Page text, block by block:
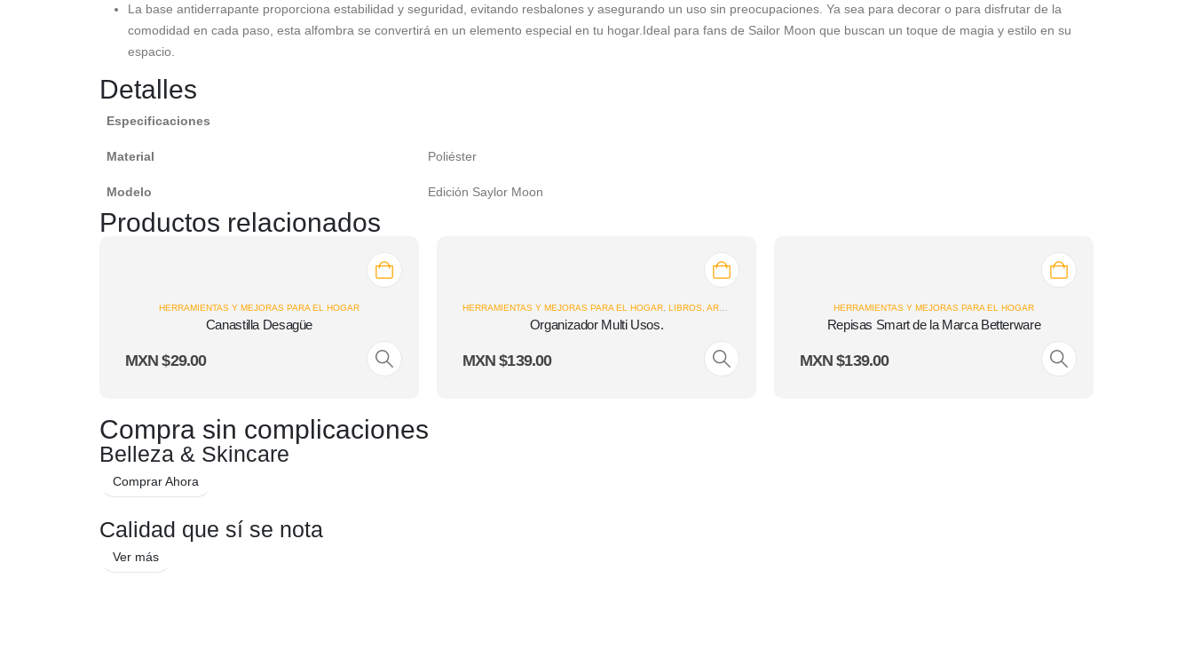
La base antiderrapante proporciona estabilidad y seguridad, evitando resbalones y asegurando un uso sin preocupaciones. Ya sea para decorar o para disfrutar de la
comodidad en cada paso, esta alfombra se convertirá en un elemento especial en tu hogar.Ideal para fans de Sailor Moon que buscan un toque de magia y estilo en su
espacio.
Detalles
Especificaciones
Material Poliéster
Modelo Edición Saylor Moon
Productos relacionados
HERRAMIENTAS Y MEJORAS PARA EL HOGAR
Canastilla Desagüe
MXN $29.00
HERRAMIENTAS Y MEJORAS PARA EL HOGAR, LIBROS, ARTE Y PAPELERÍA
Organizador Multi Usos.
MXN $139.00
HERRAMIENTAS Y MEJORAS PARA EL HOGAR
Repisas Smart de la Marca Betterware
MXN $139.00
Compra sin complicaciones
Belleza & Skincare
Comprar Ahora
Calidad que sí se nota
Ver más